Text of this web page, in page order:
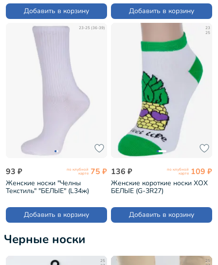
Добавить в корзину Добавить в корзину
23-25 (36-39)
93 ₽ по клубной
карте 75 ₽
Женские носки "Челны
Текстиль" "БЕЛЫЕ" (L34ж)
Добавить в корзину
23
25
136 ₽ по клубной
карте 109 ₽
Женские короткие носки ХОХ
БЕЛЫЕ (G-3R27)
Добавить в корзину
Черные носки
25
25